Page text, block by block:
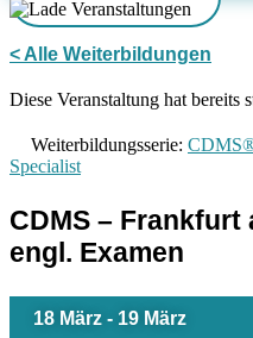
< Alle Weiterbildungen
Diese Veranstaltung hat bereits
Weiterbildungsserie:
Specialist
CDMS – Frankfurt
engl. Examen
18 März - 19 März